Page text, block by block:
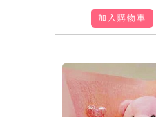
加入購物車